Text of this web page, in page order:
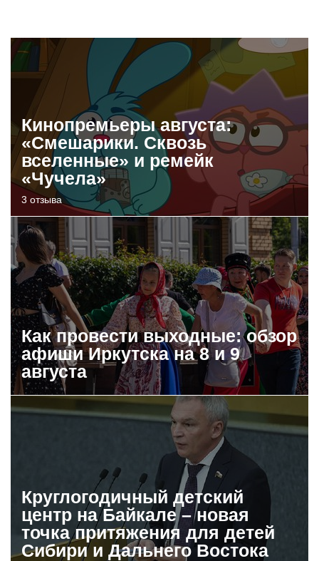
Кинопремьеры августа:
«Смешарики. Сквозь
вселенные» и ремейк
«Чучела»
3 отзыва
Как провести выходные: обзор
афиши Иркутска на 8 и 9
августа
Круглогодичный детский
центр на Байкале – новая
точка притяжения для детей
Сибири и Дальнего Востока